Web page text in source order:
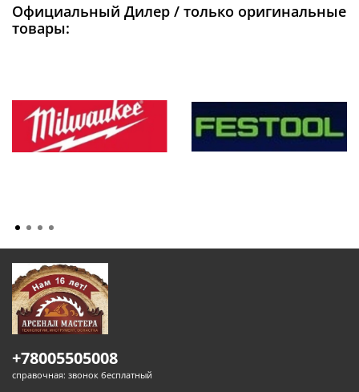
Официальный Дилер / только оригинальные
товары:
+78005505008
справочная: звонок бесплатный